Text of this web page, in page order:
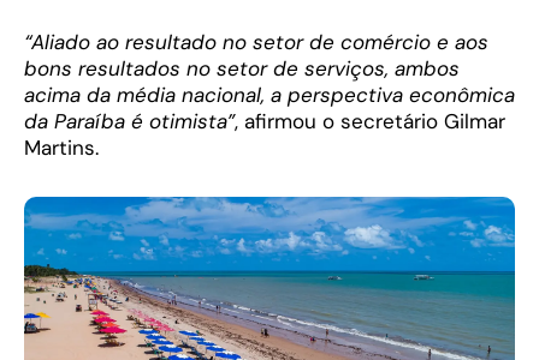
“Aliado ao resultado no setor de comércio e aos
bons resultados no setor de serviços, ambos
acima da média nacional, a perspectiva econômica
da Paraíba é otimista”, afirmou o secretário Gilmar
Martins.